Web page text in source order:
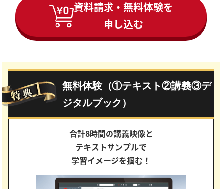
資料請求・無料体験を
申し込む
無料体験（①テキスト②講義③デ
ジタルブック）
合計8時間の講義映像と
テキストサンプルで
学習イメージを掴む！